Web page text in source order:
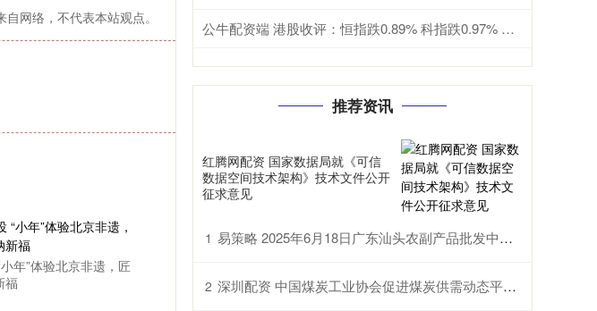
网络，不代表本站观点。
年”体验北京非遗，匠
福
公牛配资端 港股收评：恒指跌0.89% 科指跌0.97% 科网股低迷 黄金股普跌 群核科技首日涨超144%
推荐资讯
红腾网配资 国家数据局就《可信
数据空间技术架构》技术文件公开
征求意见
1 易策略 2025年6月18日广东汕头农副产品批发中心市场价格行情
2 深圳配资 中国煤炭工业协会促进煤炭供需动态平衡 煤价止跌曙光初现